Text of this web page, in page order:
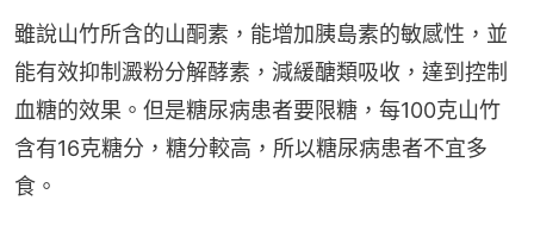
雖說山竹所含的山酮素，能增加胰島素的敏感性，並
能有效抑制澱粉分解酵素，減緩醣類吸收，達到控制
血糖的效果。但是糖尿病患者要限糖，每100克山竹
含有16克糖分，糖分較高，所以糖尿病患者不宜多
食。